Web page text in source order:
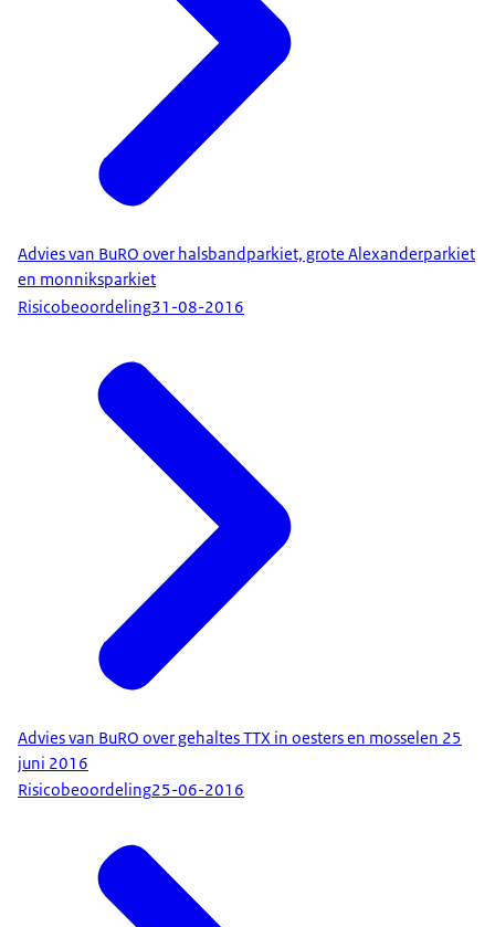
Advies van BuRO over halsbandparkiet, grote Alexanderparkiet
en monniksparkiet
Risicobeoordeling31-08-2016
Advies van BuRO over gehaltes TTX in oesters en mosselen 25
juni 2016
Risicobeoordeling25-06-2016